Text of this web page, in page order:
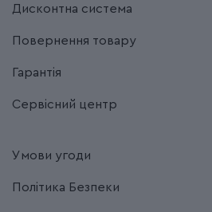
Дисконтна система
Повернення товару
Гарантія
Сервісний центр
Умови угоди
Політика Безпеки